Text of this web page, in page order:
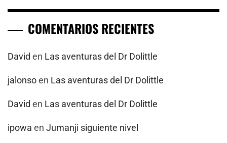
COMENTARIOS RECIENTES
David en Las aventuras del Dr Dolittle
jalonsoen Las aventuras del Dr Dolittle
David en Las aventuras del Dr Dolittle
ipowa en Jumanji siguiente nivel